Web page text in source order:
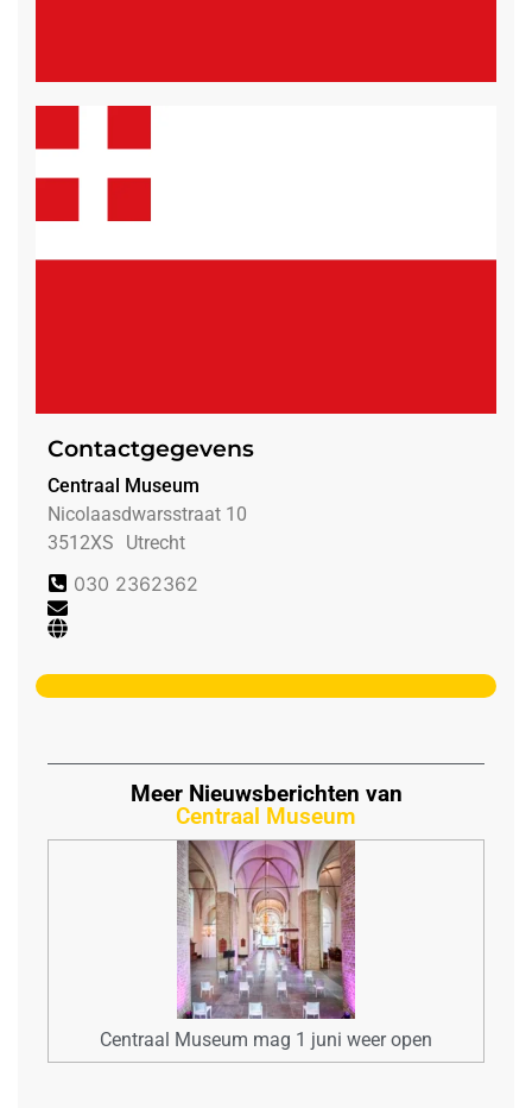
Contactgegevens
Centraal Museum
Nicolaasdwarsstraat 10
3512XS
Utrecht
030 2362362
Meer Nieuwsberichten van
Centraal Museum
Centraal Museum mag 1 juni weer open